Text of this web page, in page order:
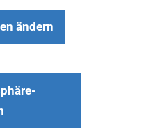
ändern